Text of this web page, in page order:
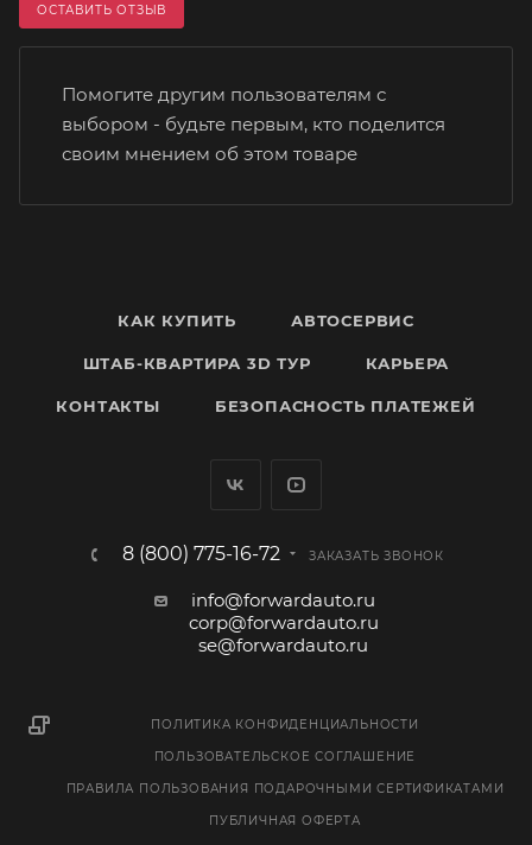
ОСТАВИТЬ ОТЗЫВ
Помогите другим пользователям с
выбором - будьте первым, кто поделится
своим мнением об этом товаре
КАК КУПИТЬ АВТОСЕРВИС
ШТАБ-КВАРТИРА 3D ТУР КАРЬЕРА
КОНТАКТЫ БЕЗОПАСНОСТЬ ПЛАТЕЖЕЙ
8 (800) 775-16-72 ЗАКАЗАТЬ ЗВОНОК
info@forwardauto.ru
corp@forwardauto.ru
se@forwardauto.ru
ПОЛИТИКА КОНФИДЕНЦИАЛЬНОСТИ
ПОЛЬЗОВАТЕЛЬСКОЕ СОГЛАШЕНИЕ
ПРАВИЛА ПОЛЬЗОВАНИЯ ПОДАРОЧНЫМИ СЕРТИФИКАТАМИ
ПУБЛИЧНАЯ ОФЕРТА